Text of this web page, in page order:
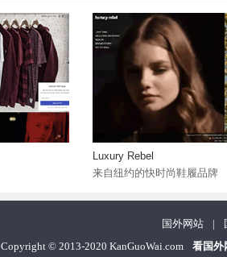
Luxury Rebel
来自纽约的快时尚鞋履品牌
国外网站 |
Copyright ©2013-2020 KanGuoWai.com 看国外